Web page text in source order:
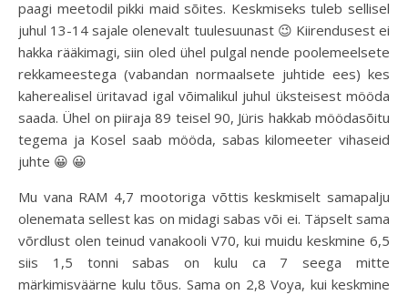
paagi meetodil pikki maid sõites. Keskmiseks tuleb sellisel
juhul 13-14 sajale olenevalt tuulesuunast 😉 Kiirendusest ei
hakka rääkimagi, siin oled ühel pulgal nende poolemeelsete
rekkameestega (vabandan normaalsete juhtide ees) kes
kaherealisel üritavad igal võimalikul juhul üksteisest mööda
saada. Ühel on piiraja 89 teisel 90, Jüris hakkab möödasõitu
tegema ja Kosel saab mööda, sabas kilomeeter vihaseid
juhte 😀 😀
Mu vana RAM 4,7 mootoriga võttis keskmiselt samapalju
olenemata sellest kas on midagi sabas või ei. Täpselt sama
võrdlust olen teinud vanakooli V70, kui muidu keskmine 6,5
siis 1,5 tonni sabas on kulu ca 7 seega mitte
märkimisväärne kulu tõus. Sama on 2,8 Voya, kui keskmine